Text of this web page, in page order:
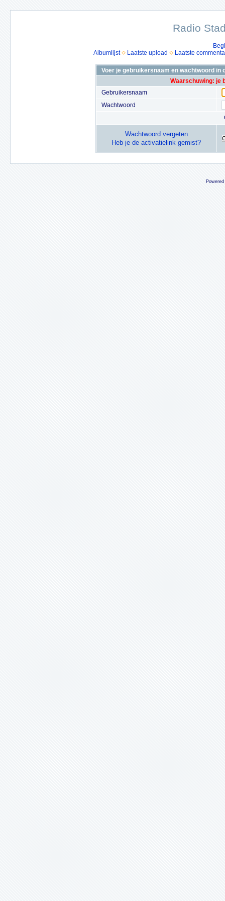
Radio
Albumlijst
Laatste upload Laatste
Voer je gebruikersnaam en wachtwoord in
Waarschuwing: je
Gebruikersnaam
Wachtwoord
Wachtwoord vergeten
Heb je de activatielink gemist?